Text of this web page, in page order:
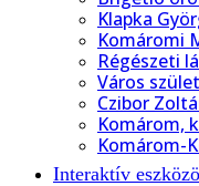
Klapka
Komáromi
Régészeti
Város
Czibor
Komárom,
Komárom-
Interaktív